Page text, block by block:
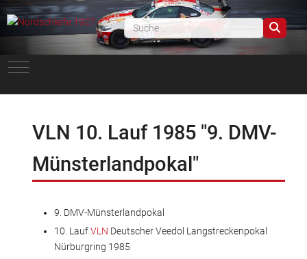
Mobile Menu Toggle
VLN 10. Lauf 1985 "9. DMV-
Münsterlandpokal"
9. DMV-Münsterlandpokal
10. LaufVLN Deutscher Veedol Langstreckenpokal
Nürburgring 1985